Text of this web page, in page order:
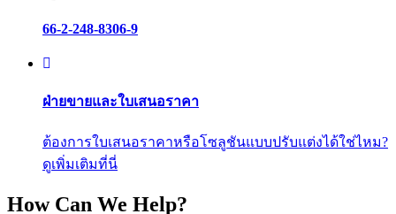
66-2-248-8306-9
ฝ่ายขายและใบเสนอราคา
ต้องการใบเสนอราคาหรือโซลูชันแบบปรับแต่งได้ใช่ไหม?
ดูเพิ่มเติมที่นี่
How Can We Help?